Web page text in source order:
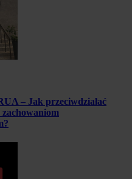
– Jak przeciwdziałać